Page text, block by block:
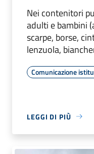
Nei contenitori
adulti e bambini
scarpe, borse,
lenzuola,
Comunicazione
LEGGI DI PIÙ